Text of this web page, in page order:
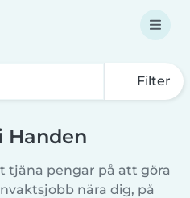
Filter
Handen
tjäna pengar på att göra
nära dig, på